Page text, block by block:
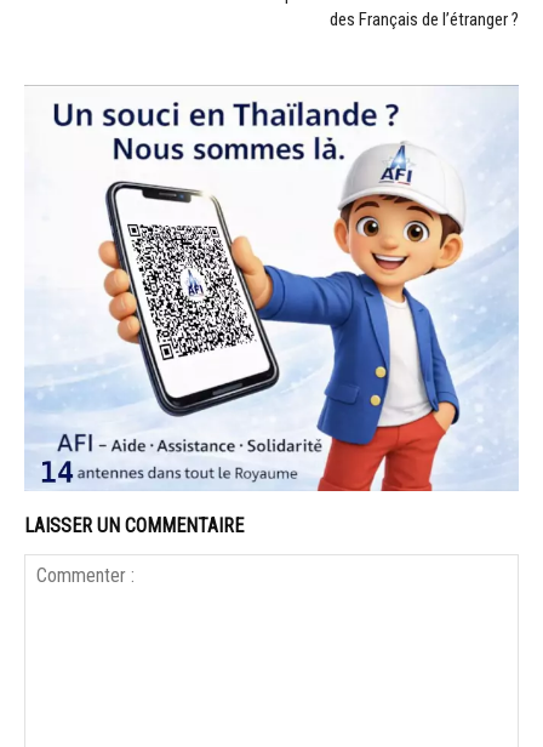
des Français de l’étranger ?
LAISSER UN COMMENTAIRE